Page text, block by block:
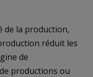
de la production,
réduit les
de
productions ou